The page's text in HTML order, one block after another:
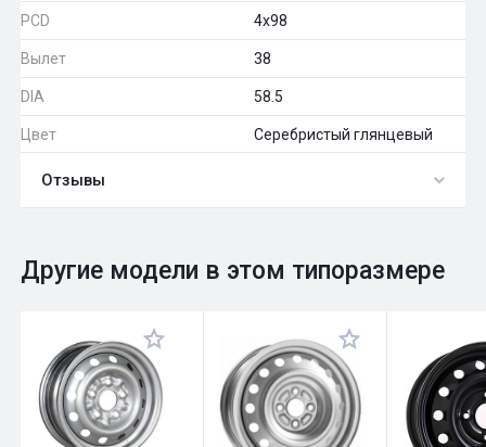
PCD 4x98
Вылет 38
DIA 58.5
Цвет Серебристый глянцевый
Отзывы
Оставить отзыв
Общий рейтинг 0
Другие модели в этом типоразмере